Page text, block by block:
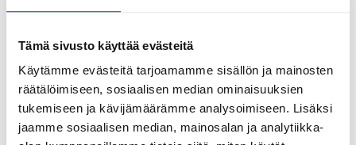
Tämä sivusto käyttää evästeitä
Käytämme evästeitä tarjoamamme sisällön ja mainosten
räätälöimiseen, sosiaalisen median ominaisuuksien
tukemiseen ja kävijämäärämme analysoimiseen. Lisäksi
jaamme sosiaalisen median, mainosalan ja analytiikka-
28.3. / 4.4. / 2.5. / 23.5. Yhteisharjoituksiin kuuluu kaksi
Urheilijat, joilla ei ole kulkulupaa Urheaan, ilmoittautuvat
tapahtumaan aina viimeisteen tapahtumaa edeltävänä
perjantaina klo 12:00 mennessä. Harjoitukset järjestetään